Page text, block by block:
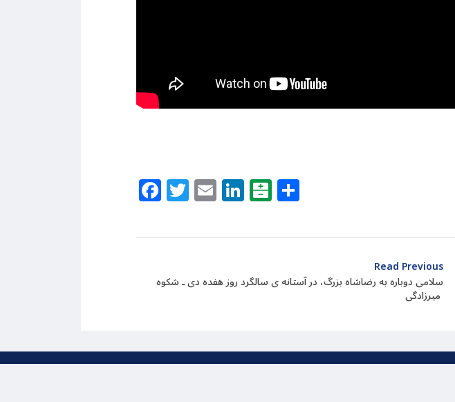
Facebook
Twitter
EmailLinkedIn
Balatarin
Read Previous
سلامی دوباره به رضاشاه بزرگ، در آستانه ی سالگرد روز هفده دی ـ شکوه